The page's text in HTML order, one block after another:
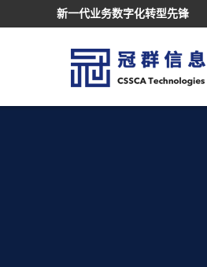
新一代业务数字化转型先锋